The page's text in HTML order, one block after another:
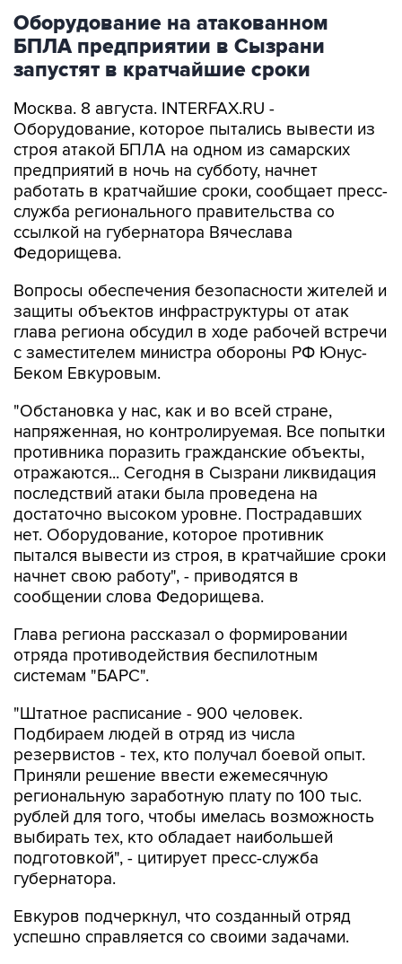
Оборудование на атакованном
БПЛА предприятии в Сызрани
запустят в кратчайшие сроки
Москва. 8 августа. INTERFAX.RU -
Оборудование, которое пытались вывести из
строя атакой БПЛА на одном из самарских
предприятий в ночь на субботу, начнет
работать в кратчайшие сроки, сообщает пресс-
служба регионального правительства со
ссылкой на губернатора Вячеслава
Федорищева.
Вопросы обеспечения безопасности жителей и
защиты объектов инфраструктуры от атак
глава региона обсудил в ходе рабочей встречи
с заместителем министра обороны РФ Юнус-
Беком Евкуровым.
"Обстановка у нас, как и во всей стране,
напряженная, но контролируемая. Все попытки
противника поразить гражданские объекты,
отражаются... Сегодня в Сызрани ликвидация
последствий атаки была проведена на
достаточно высоком уровне. Пострадавших
нет. Оборудование, которое противник
пытался вывести из строя, в кратчайшие сроки
начнет свою работу", - приводятся в
сообщении слова Федорищева.
Глава региона рассказал о формировании
отряда противодействия беспилотным
системам "БАРС".
"Штатное расписание - 900 человек.
Подбираем людей в отряд из числа
резервистов - тех, кто получал боевой опыт.
Приняли решение ввести ежемесячную
региональную заработную плату по 100 тыс.
рублей для того, чтобы имелась возможность
выбирать тех, кто обладает наибольшей
подготовкой", - цитирует пресс-служба
губернатора.
Евкуров подчеркнул, что созданный отряд
успешно справляется со своими задачами.